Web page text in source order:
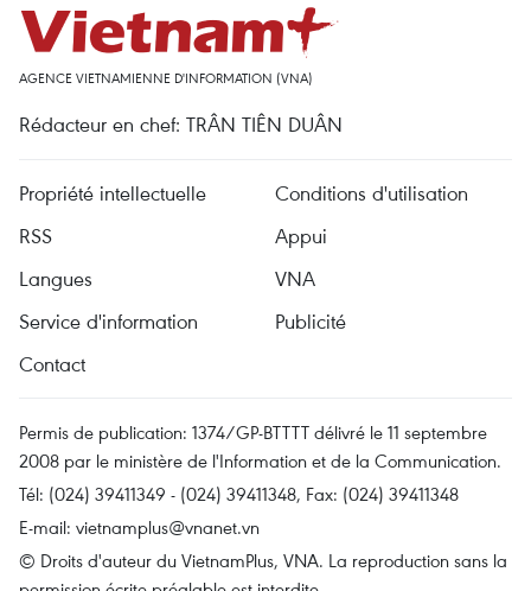
AGENCE VIETNAMIENNE D'INFORMATION (VNA)
Rédacteur en chef: TRÂN TIÊN DUÂN
Propriété intellectuelle
Conditions d'utilisation
RSS
Appui
Langues
VNA
Service d'information
Publicité
Contact
Permis de publication: 1374/GP-BTTTT délivré le 11 septembre
2008 par le ministère de l'Information et de la Communication.
Tél: (024) 39411349 - (024) 39411348, Fax: (024) 39411348
E-mail: vietnamplus@vnanet.vn
© Droits d'auteur du VietnamPlus, VNA. La reproduction sans la